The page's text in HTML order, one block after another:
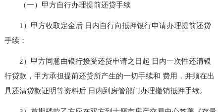
（一）甲方自行办理提前还贷手续
1）甲方收取定金后 日内自行向抵押银行申请办理提前还贷
手续；
2）甲方同意由银行接受还贷申请之日起 日内一次性还清银
行贷款，甲方承担提前还贷所产生的一切手续和 费用，并须在出
具还清贷款证明等资料后 日内到房管部门办理撤销抵押手续。